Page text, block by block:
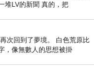
堆LV的新聞 真的，把
次回到了夢境。 白色荒原比
，像無數人的思想被掛